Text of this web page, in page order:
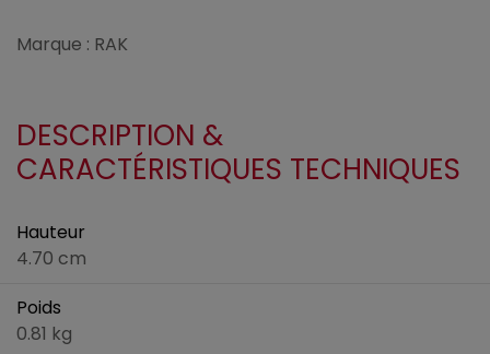
Marque : RAK
DESCRIPTION &
CARACTÉRISTIQUES TECHNIQUES
Hauteur
4.70 cm
Poids
0.81 kg